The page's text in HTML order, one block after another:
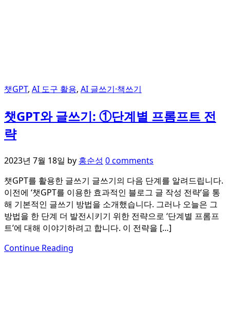
챗GPT, AI 도구 활용, AI 글쓰기·책쓰기
챗GPT와 글쓰기: ①단계별 프롬프트 전
략
2023년 7월 18일 by 홍순성 0 comments
챗GPT를 활용한 글쓰기 글쓰기의 다음 단계를 알려드립니다.
이전에 ‘챗GPT를 이용한 효과적인 블로그 글 작성 전략‘을 통
해 기본적인 글쓰기 방법을 소개했습니다. 그러나 오늘은 그
방법을 한 단계 더 발전시키기 위한 전략으로 ‘단계별 프롬프
트’에 대해 이야기하려고 합니다. 이 전략을 […]
Continue Reading